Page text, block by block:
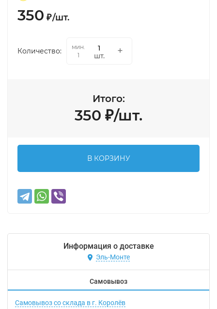
350 ₽/шт.
Количество:
мин.
1
шт.
Итого:
350 ₽/шт.
В КОРЗИНУ
Информация о доставке
Эль-Монте
Самовывоз
Самовывоз со склада в г. Королёв